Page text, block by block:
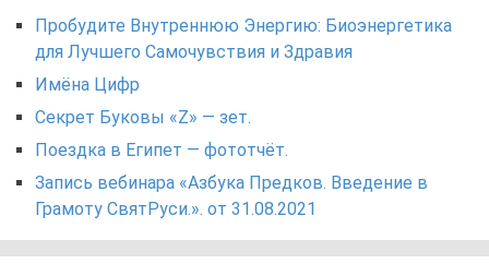
Пробудите Внутреннюю Энергию: Биоэнергетика
для Лучшего Самочувствия и Здравия
Имёна Цифр
Секрет Буковы «Z» — зет.
Поездка в Египет — фототчёт.
Запись вебинара «Азбука Предков. Введение в
Грамоту СвятРуси.». от 31.08.2021